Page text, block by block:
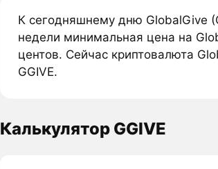
К сегодняшнему дню GlobalGive
недели минимальная цена на
центов. Сейчас криптовалюта
GGIVE.
Калькулятор GGIVE